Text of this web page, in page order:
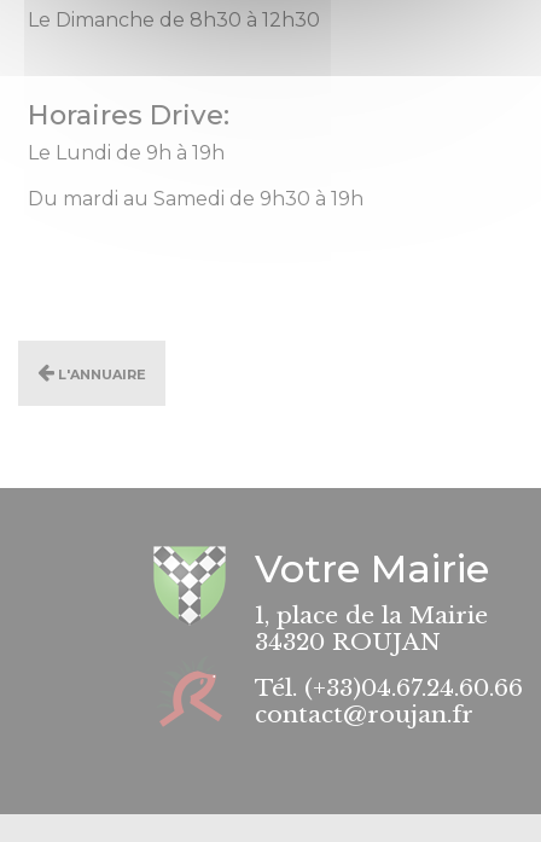
Le Dimanche de 8h30 à 12h30
Horaires Drive:
Le Lundi de 9h à 19h
Du mardi au Samedi de 9h30 à 19h
L'annuaire
Votre Mairie
1, place de la Mairie
34320 ROUJAN
Tél. (+33)04.67.24.60.66
contact@roujan.fr